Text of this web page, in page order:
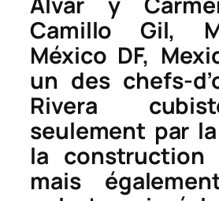
Camillo Gil,
México DF,
un des chefs-
Rivera
seulement par
la construction
mais